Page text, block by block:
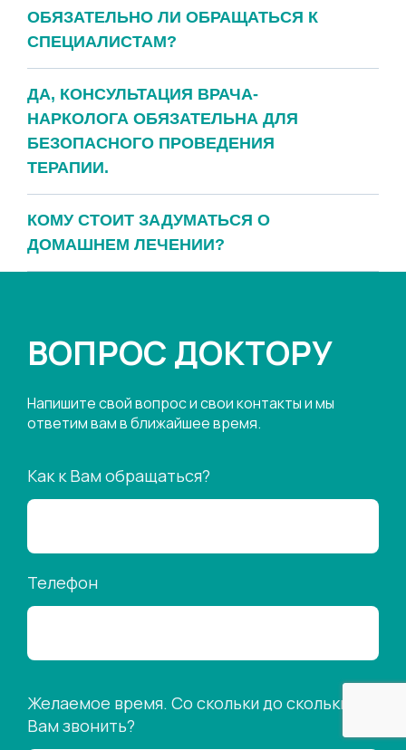
ОБЯЗАТЕЛЬНО ЛИ ОБРАЩАТЬСЯ К
СПЕЦИАЛИСТАМ?
ДА, КОНСУЛЬТАЦИЯ ВРАЧА-
НАРКОЛОГА ОБЯЗАТЕЛЬНА ДЛЯ
БЕЗОПАСНОГО ПРОВЕДЕНИЯ
ТЕРАПИИ.
КОМУ СТОИТ ЗАДУМАТЬСЯ О
ДОМАШНЕМ ЛЕЧЕНИИ?
ВОПРОС ДОКТОРУ
Напишите свой вопрос и свои контакты и мы
ответим вам в ближайшее время.
Как к Вам обращаться?
Телефон
Желаемое время. Со скольки до скольки
Вам звонить?